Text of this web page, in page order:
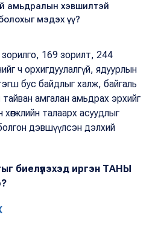
амьдралын хэвшилтэй
мэдэх үү?
зорилго, 169 зорилт, 244
ч орхигдуулалгүй, ядуурлын
бус байдлыг халж, байгаль
амгалан амьдрах эрхийг
талаарх асуудлыг
дэвшүүлсэн дэлхий
биелүүлэхэд иргэн ТАНЫ